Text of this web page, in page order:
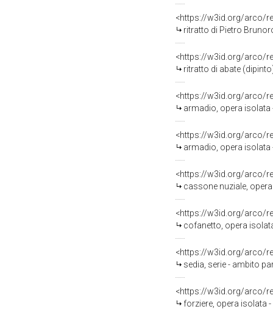
<https://w3id.org/arco/
ritratto di Pietro
<https://w3id.org/arco/
ritratto di abate
<https://w3id.org/arco/
armadio, opera isolata
<https://w3id.org/arco/
armadio, opera isolata
<https://w3id.org/arco/
cassone nuziale,
<https://w3id.org/arco/
cofanetto, opera
<https://w3id.org/arco/
sedia, serie - ambito
<https://w3id.org/arco/
forziere, opera isolata